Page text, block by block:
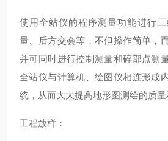
使用全站仪的程序测量功能进行
量、后方交会等，不但操作简单，
并可同时进行控制测量和碎部点测
全站仪与计算机、绘图仪相连形成
统，从而大大提高地形图测绘的质量
工程放样：